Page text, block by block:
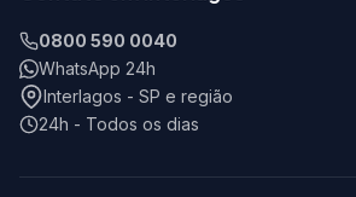
0800 590 0040
WhatsApp 24h
Interlagos - SP e região
24h - Todos os dias